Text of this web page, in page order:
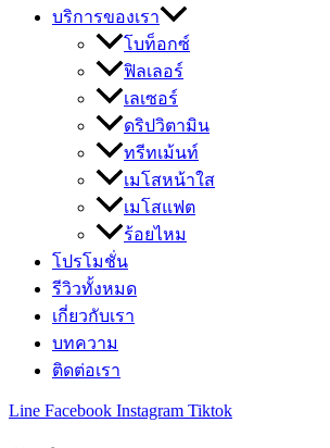
บริการของเรา
โบท็อกซ์
ฟิลเลอร์
เลเซอร์
ดริปวิตามิน
ทรีทเม้นท์
เมโสหน้าใส
เมโสแฟต
ร้อยไหม
โปรโมชั่น
รีวิวทั้งหมด
เกี่ยวกับเรา
บทความ
ติดต่อเรา
Line Facebook Instagram Tiktok